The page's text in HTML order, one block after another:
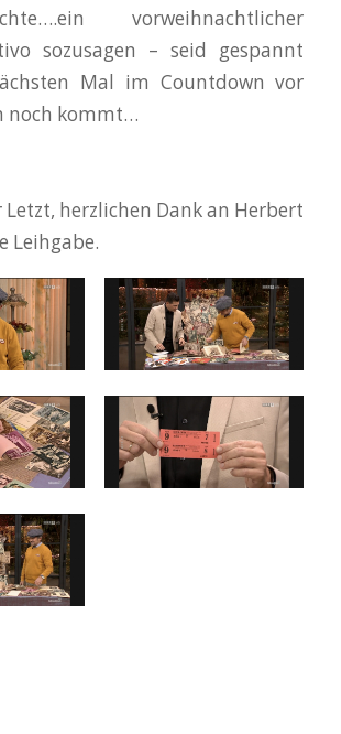
vorweihnachtlicher
sozusagen – seid gespannt
Mal im Countdown vor
noch kommt…
herzlichen Dank an Herbert
Leihgabe.